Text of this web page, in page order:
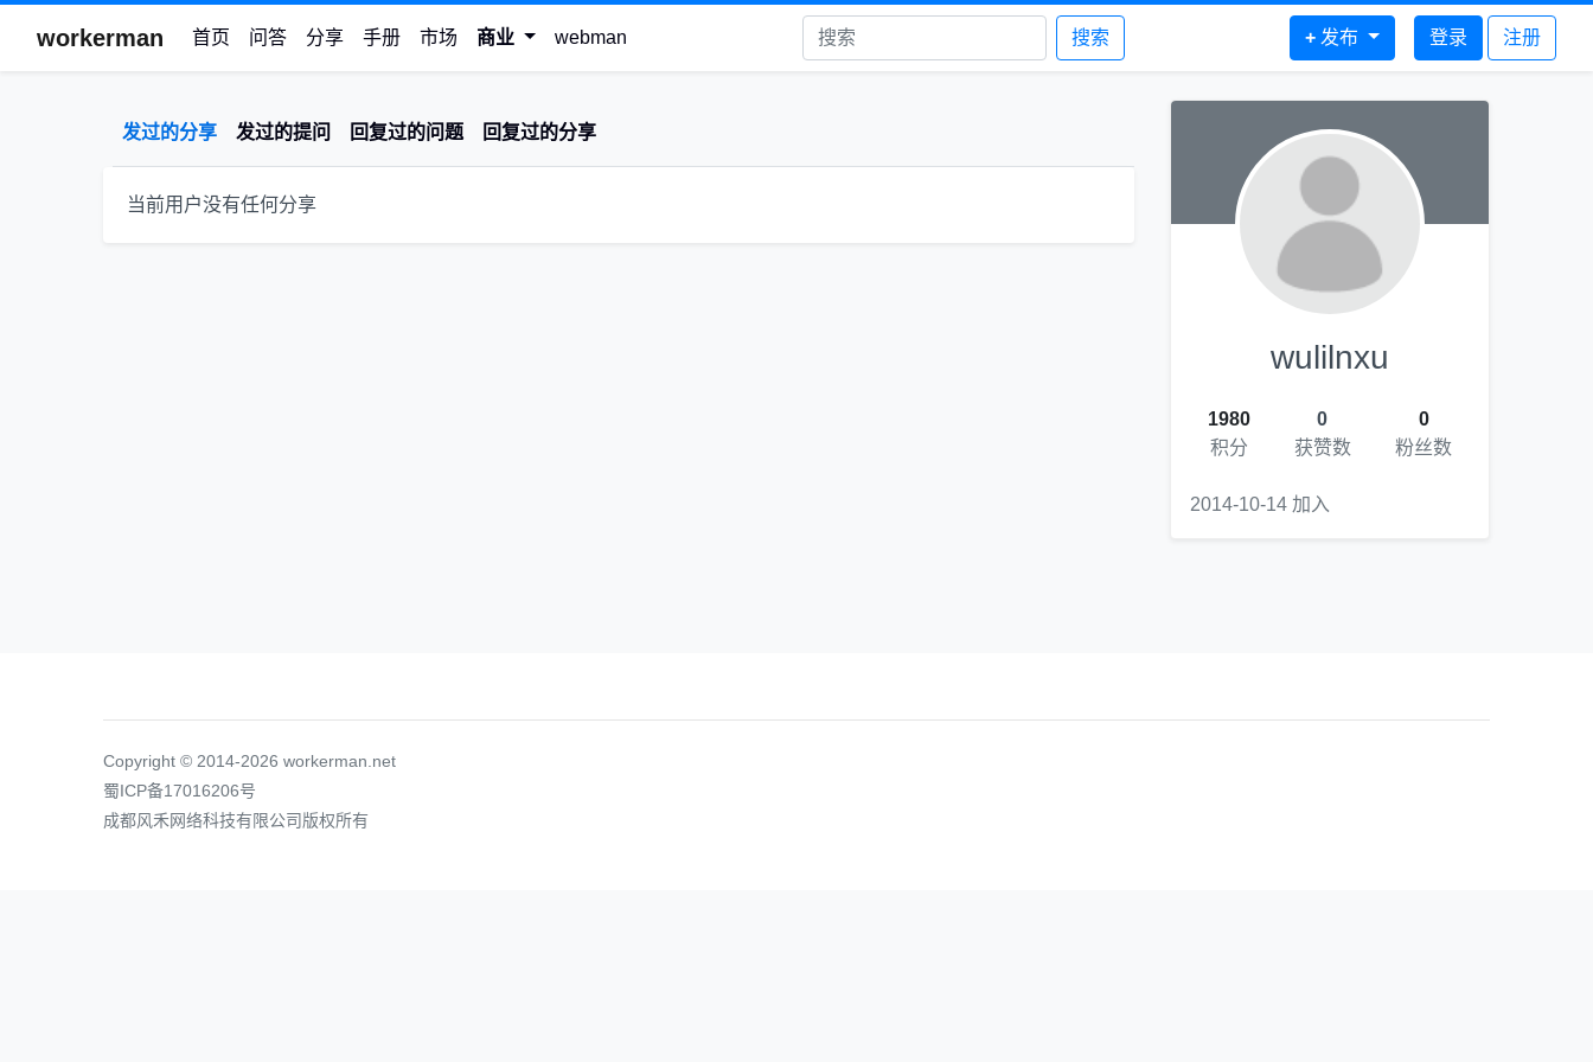
workerman 首页 问答 分享 手册 市场 商业 webman 搜索 + 发布 登录 注册
发过的分享 发过的提问 回复过的问题 回复过的分享
当前用户没有任何分享
wulilnxu
1980
积分
0
获赞数
0
粉丝数
2014-10-14 加入
Copyright © 2014-2026 workerman.net
蜀ICP备17016206号
成都风禾网络科技有限公司版权所有